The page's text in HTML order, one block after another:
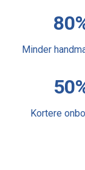
Minder
Kortere